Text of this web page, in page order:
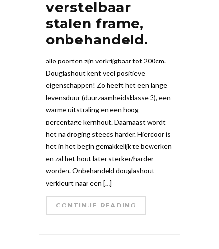
verstelbaar
stalen frame,
onbehandeld.
alle poorten zijn verkrijgbaar tot 200cm.
Douglashout kent veel positieve
eigenschappen! Zo heeft het een lange
levensduur (duurzaamheidsklasse 3), een
warme uitstraling en een hoog
percentage kernhout. Daarnaast wordt
het na droging steeds harder. Hierdoor is
het in het begin gemakkelijk te bewerken
en zal het hout later sterker/harder
worden. Onbehandeld douglashout
verkleurt naar een […]
CONTINUE READING